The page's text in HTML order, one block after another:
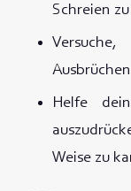
Schreien
Helfe
Weise zu